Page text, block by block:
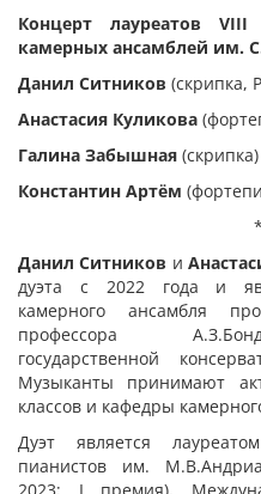
Концерт лауреатов VIII
камерных ансамблей им.
Данил Ситников (скрипка,
Анастасия Куликова
Галина Забышная (скрипка)
Константин Артём
Данил Ситников и
дуэта с 2022 года и
камерного ансамбля
профессора
государственной
Музыканты принимают
классов и кафедры
Дуэт является
пианистов им.